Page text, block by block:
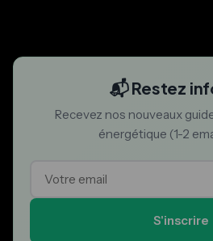
📬 Restez
Recevez nos nouveaux
énergétique (1-2
S'inscrire